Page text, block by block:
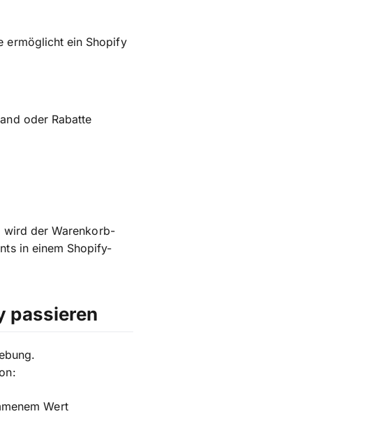
ermöglicht ein Shopify
oder Rabatte
wird der Warenkorb-
in einem Shopify-
passieren
Wert